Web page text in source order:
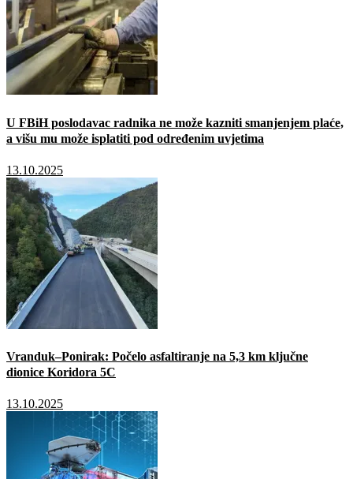
U FBiH poslodavac radnika ne može kazniti smanjenjem plaće,
a višu mu može isplatiti pod određenim uvjetima
13.10.2025
Vranduk–Ponirak: Počelo asfaltiranje na 5,3 km ključne
dionice Koridora 5C
13.10.2025